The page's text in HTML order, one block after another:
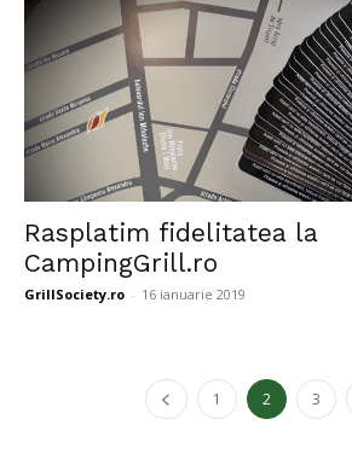
Rasplatim fidelitatea la
CampingGrill.ro
GrillSociety.ro - 16 ianuarie 2019
1 2 3